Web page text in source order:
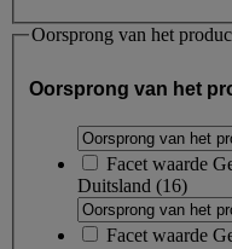
Oorsprong van het
Oorsprong van het
Facet waarde
Duitsland (16)
Facet waarde